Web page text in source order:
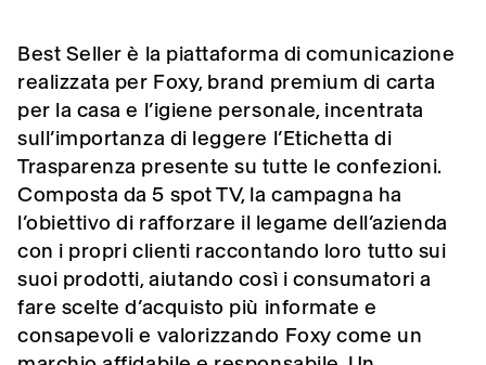
Best Seller è la piattaforma di comunicazione
realizzata per Foxy, brand premium di carta
per la casa e l’igiene personale, incentrata
sull’importanza di leggere l’Etichetta di
Trasparenza presente su tutte le confezioni.
Composta da 5 spot TV, la campagna ha
l’obiettivo di rafforzare il legame dell’azienda
con i propri clienti raccontando loro tutto sui
suoi prodotti, aiutando così i consumatori a
fare scelte d’acquisto più informate e
consapevoli e valorizzando Foxy come un